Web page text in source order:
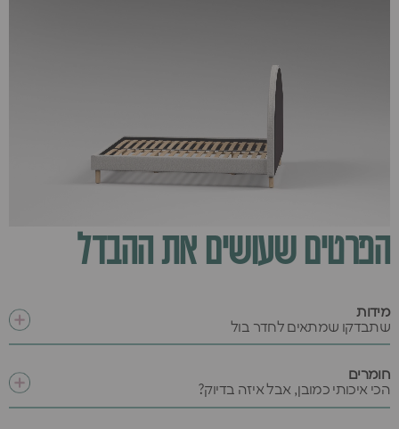
הפרטים שעושים את ההבדל
מידות
שתבדקו שמתאים לחדר בול
חומרים
הכי איכותי כמובן, אבל איזה בדיוק?